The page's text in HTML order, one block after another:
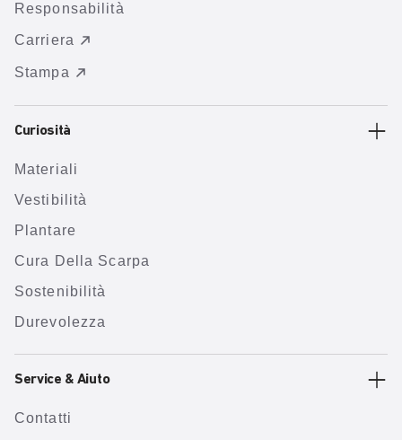
Responsabilità
Carriera
Stampa
Curiosità
Materiali
Vestibilità
Plantare
Cura Della Scarpa
Sostenibilità
Durevolezza
Service & Aiuto
Contatti